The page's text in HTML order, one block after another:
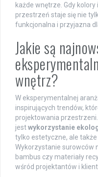
każde wnętrze. Gdy
przestrzeń staje się nie
funkcjonalna i przyjazna
Jakie są
wnętrz?
W eksperymentalnej
inspirujących trendów,
projektowania
jestwykorzystanie
tylko estetyczne, ale
Wykorzystanie surowców
bambus czy materiały
wśród projektantów i